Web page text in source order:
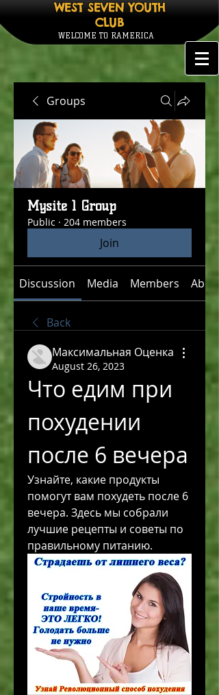
WEST SEVEN YOUTH
CLUB
WELCOME TO RAMERICA
Groups
Mysite 1 Group
Public · 204 members
Join
Discussion Media Members About
Back
Максимальная Оценка
August 26, 2023
Что едим при
похудении
после 6 вечера
Узнайте, какие продукты
помогут вам похудеть после 6
вечера. Здесь мы собрали
лучшие рецепты и советы по
правильному питанию.